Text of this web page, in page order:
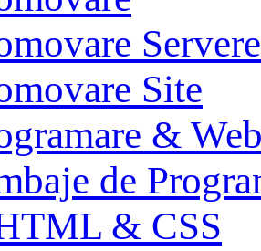
Servere
Site
&
de
& CSS